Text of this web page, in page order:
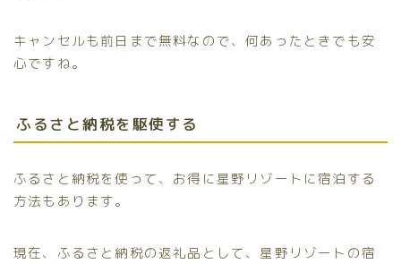
キャンセルも前日まで無料なので、何あったときでも安
心ですね。
ふるさと納税を駆使する
ふるさと納税を使って、お得に星野リゾートに宿泊する
方法もあります。
現在、ふるさと納税の返礼品として、星野リゾートの宿